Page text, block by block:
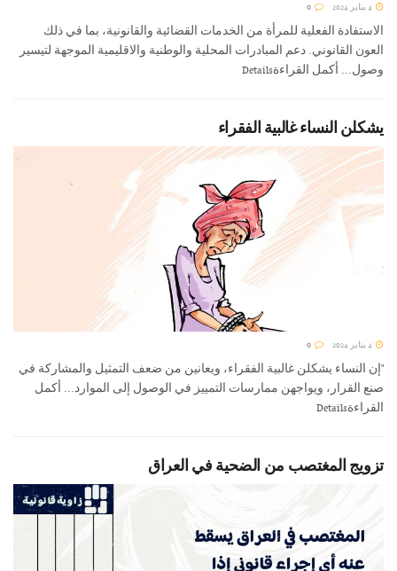
الاستفادة الفعلية للمرأة من الخدمات القضائية والقانونية، بما في ذلك
العون القانوني. دعم المبادرات المحلية والوطنية والاقليمية الموجهة لتيسير
وصول... أكمل القراءةDetails
يشكلن النساء غالبية الفقراء
"إن النساء يشكلن غالبية الفقراء، ويعانين من ضعف التمثيل والمشاركة في
صنع القرار، ويواجهن ممارسات التمييز في الوصول إلى الموارد... أكمل
القراءةDetails
تزويج المغتصب من الضحية في العراق